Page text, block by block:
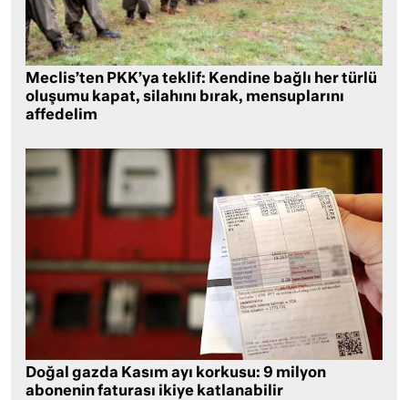
Meclis’ten PKK’ya teklif: Kendine bağlı her türlü
oluşumu kapat, silahını bırak, mensuplarını
affedelim
Doğal gazda Kasım ayı korkusu: 9 milyon
abonenin faturası ikiye katlanabilir